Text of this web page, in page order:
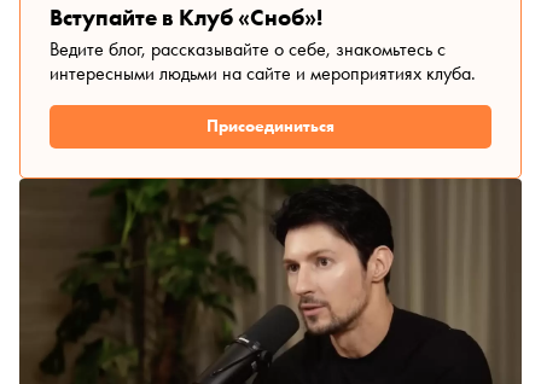
Вступайте в Клуб «Сноб»!
Ведите блог, рассказывайте о себе, знакомьтесь с
интересными людьми на сайте и мероприятиях клуба.
Присоединиться